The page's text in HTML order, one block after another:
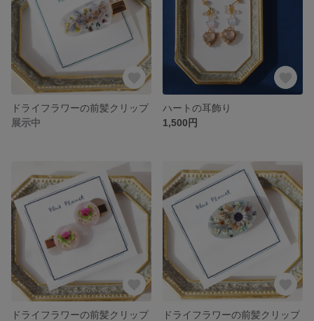
ドライフラワーの前髪クリップ
展示中
ハートの耳飾り
1,500円
ドライフラワーの前髪クリップ
ドライフラワーの前髪クリップ